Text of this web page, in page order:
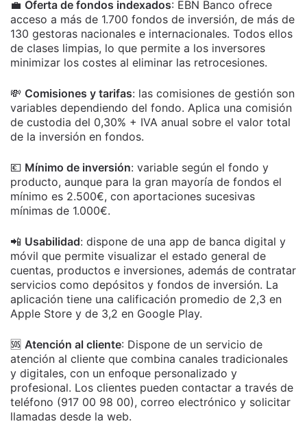
💼 Oferta de fondos indexados: EBN Banco ofrece
acceso a más de 1.700 fondos de inversión, de más de
130 gestoras nacionales e internacionales. Todos ellos
de clases limpias, lo que permite a los inversores
minimizar los costes al eliminar las retrocesiones.
💸 Comisiones y tarifas: las comisiones de gestión son
variables dependiendo del fondo. Aplica una comisión
de custodia del 0,30% + IVA anual sobre el valor total
de la inversión en fondos.
💶 Mínimo de inversión: variable según el fondo y
producto, aunque para la gran mayoría de fondos el
mínimo es 2.500€, con aportaciones sucesivas
mínimas de 1.000€.
📲 Usabilidad: dispone de una app de banca digital y
móvil que permite visualizar el estado general de
cuentas, productos e inversiones, además de contratar
servicios como depósitos y fondos de inversión. La
aplicación tiene una calificación promedio de 2,3 en
Apple Store y de 3,2 en Google Play.
🆘 Atención al cliente: Dispone de un servicio de
atención al cliente que combina canales tradicionales
y digitales, con un enfoque personalizado y
profesional. Los clientes pueden contactar a través de
teléfono (917 00 98 00), correo electrónico y solicitar
llamadas desde la web.